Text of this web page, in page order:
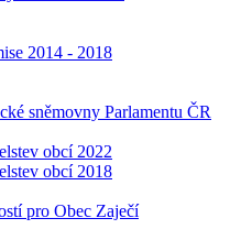
2014 - 2018
sněmovny Parlamentu ČR
obcí 2022
obcí 2018
pro Obec Zaječí